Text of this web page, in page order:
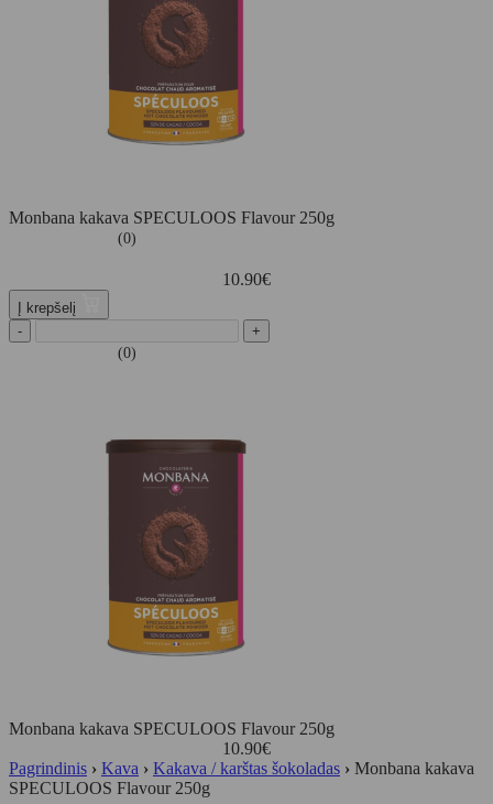
Monbana kakava SPECULOOS Flavour 250g
(0)
10.90€
Į krepšelį
-
+
(0)
Monbana kakava SPECULOOS Flavour 250g
10.90€
Pagrindinis › Kava › Kakava / karštas šokoladas › Monbana kakava
SPECULOOS Flavour 250g